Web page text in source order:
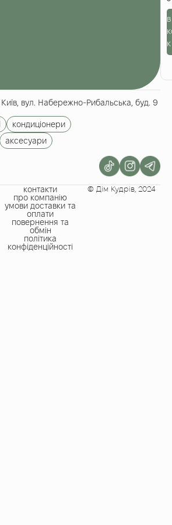
с
в
к
Київ, вул. Набережно-Рибальська, буд. 9
кондиціонери
аксесуари
контакти
про компанію
умови доставки та
оплати
повернення та
обмін
політика
конфіденційності
© Дім Кудрів, 2024